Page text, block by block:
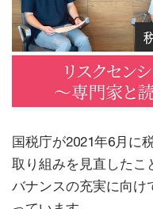
国税庁が2021年6月に
取り組みを見直したこ
バナンスの充実に向け